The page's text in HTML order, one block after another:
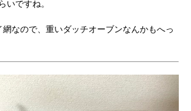
いですね。
なので、重いダッチオーブンなんかもへっ